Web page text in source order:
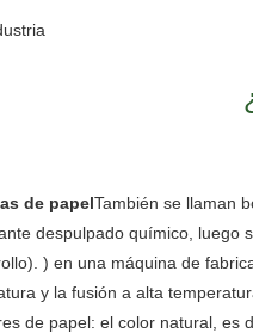
de papelTambién se llaman
despulpado químico,
) en una máquina de
y la fusión a alta
de papel: el color natural,